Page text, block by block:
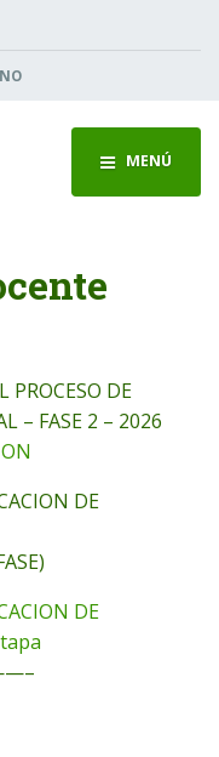
MENÚ
PROCESO DE
– FASE 2 – 2026
DE
DE